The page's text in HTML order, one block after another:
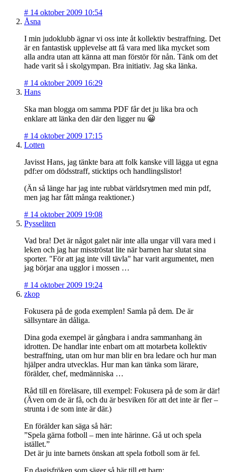
# 14 oktober 2009 10:54
Åsna
I min judoklubb ägnar vi oss inte åt kollektiv bestraffning. Det
är en fantastisk upplevelse att få vara med lika mycket som
alla andra utan att känna att man förstör för nån. Tänk om det
hade varit så i skolgympan. Bra initiativ. Jag ska länka.
# 14 oktober 2009 16:29
Hans
Ska man blogga om samma PDF får det ju lika bra och
enklare att länka den där den ligger nu 😀
# 14 oktober 2009 17:15
Lotten
Javisst Hans, jag tänkte bara att folk kanske vill lägga ut egna
pdf:er om dödsstraff, sticktips och handlingslistor!
(Än så länge har jag inte rubbat världsrytmen med min pdf,
men jag har fått många reaktioner.)
# 14 oktober 2009 19:08
Pysseliten
Vad bra! Det är något galet när inte alla ungar vill vara med i
leken och jag har misströstat lite när barnen har slutat sina
sporter. "För att jag inte vill tävla" har varit argumentet, men
jag börjar ana ugglor i mossen …
# 14 oktober 2009 19:24
zkop
Fokusera på de goda exemplen! Samla på dem. De är
sällsyntare än dåliga.
Dina goda exempel är gångbara i andra sammanhang än
idrotten. De handlar inte enbart om att motarbeta kollektiv
bestraffning, utan om hur man blir en bra ledare och hur man
hjälper andra utvecklas. Hur man kan tänka som lärare,
förälder, chef, medmänniska …
Råd till en föreläsare, till exempel: Fokusera på de som är där!
(Även om de är få, och du är besviken för att det inte är fler –
strunta i de som inte är där.)
En förälder kan säga så här:
”Spela gärna fotboll – men inte härinne. Gå ut och spela
istället.”
Det är ju inte barnets önskan att spela fotboll som är fel.
En dagisfröken som säger så här till ett barn: